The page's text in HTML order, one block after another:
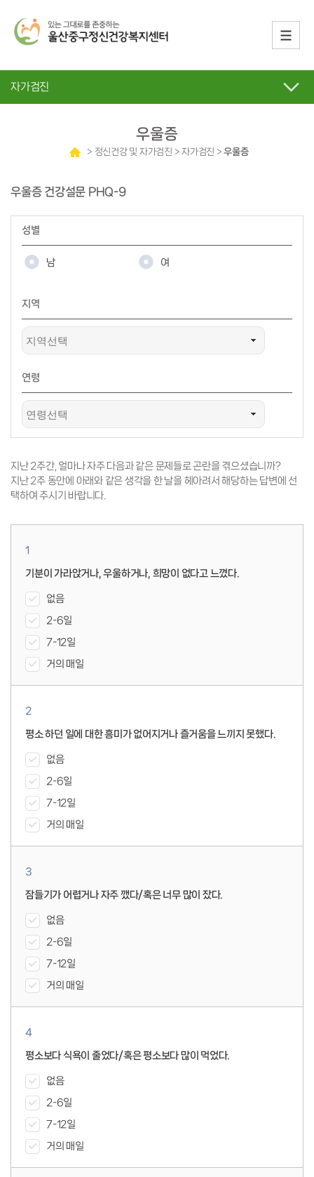
자가검진
우울증
> 정신건강 및 자가검진 > 자가검진 >우울증
우울증 건강설문 PHQ-9
성별
남 여
지역
연령
지난 2주간, 얼마나 자주 다음과 같은 문제들로 곤란을 겪으셨습니까?
지난 2주 동안에 아래와 같은 생각을 한 날을 헤아려서 해당하는 답변에 선
택하여 주시기 바랍니다.
1
기분이 가라앉거나, 우울하거나, 희망이 없다고 느꼈다.
없음
2-6일
7-12일
거의 매일
2
평소 하던 일에 대한 흥미가 없어지거나 즐거움을 느끼지 못했다.
없음
2-6일
7-12일
거의 매일
3
잠들기가 어렵거나 자주 깼다/혹은 너무 많이 잤다.
없음
2-6일
7-12일
거의 매일
4
평소보다 식욕이 줄었다/혹은 평소보다 많이 먹었다.
없음
2-6일
7-12일
거의 매일